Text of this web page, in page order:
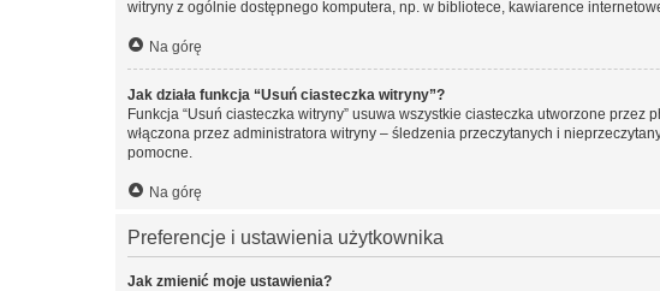
witryny z ogólnie dostępnego komputera, np. w bibliotece, kawiarence
Na górę
Jak działa funkcja “Usuń ciasteczka witryny”?
Funkcja “Usuń ciasteczka witryny” usuwa wszystkie ciasteczka utworzone
włączona przez administratora witryny – śledzenia przeczytanych i
pomocne.
Na górę
Preferencje i ustawienia użytkownika
Jak zmienić moje ustawienia?